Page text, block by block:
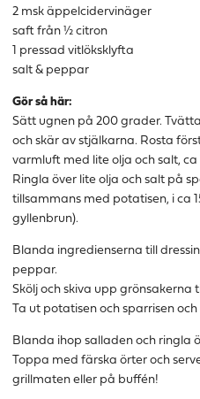
2 msk äppelcidervinäger
saft från ½ citron
1 pressad vitlöksklyfta
salt & peppar
Gör så här:
Sätt ugnen på 200 grader.
och skär av stjälkarna. Rosta
varmluft med lite olja och salt, ca
Ringla över lite olja och salt på
tillsammans med potatisen, i ca
gyllenbrun).
Blanda ingredienserna till
peppar.
Skölj och skiva upp grönsakerna
Ta ut potatisen och sparrisen
Blanda ihop salladen och ringla
Toppa med färska örter och
grillmaten eller på buffén!